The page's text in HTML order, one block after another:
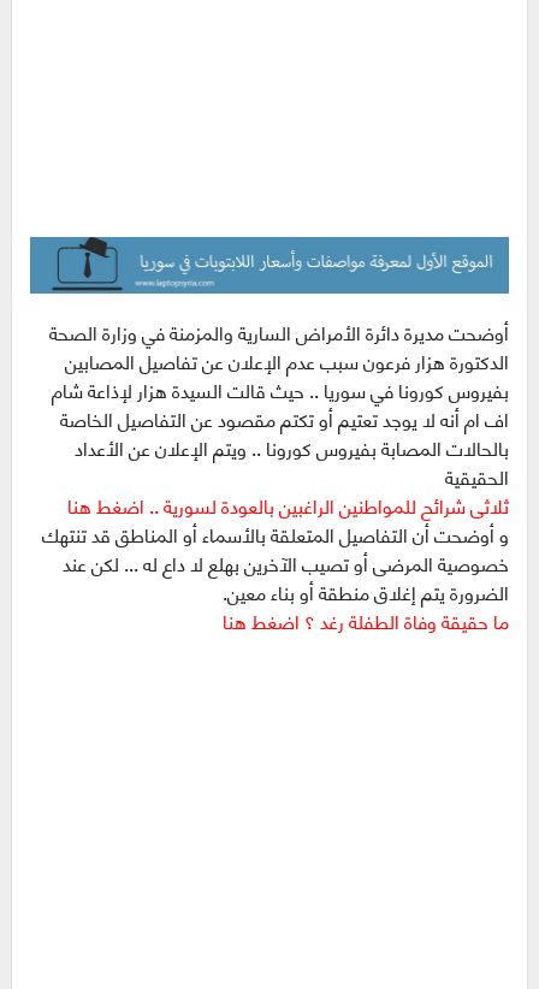
أوضحت مديرة دائرة الأمراض السارية والمزمنة في وزارة الصحة
الدكتورة هزار فرعون سبب عدم الإعلان عن تفاصيل المصابين
بفيروس كورونا في سوريا .. حيث قالت السيدة هزار لإذاعة شام
اف ام أنه لا يوجد تعتيم أو تكتم مقصود عن التفاصيل الخاصة
بالحالات المصابة بفيروس كورونا .. ويتم الإعلان عن الأعداد
الحقيقية
ثلاثى شرائح للمواطنين الراغبين بالعودة لسورية .. اضغط هنا
و أوضحت أن التفاصيل المتعلقة بالأسماء أو المناطق قد تنتهك
خصوصية المرضى أو تصيب الآخرين بهلع لا داع له ... لكن عند
الضرورة يتم إغلاق منطقة أو بناء معين.
ما حقيقة وفاة الطفلة رغد ؟ اضغط هنا